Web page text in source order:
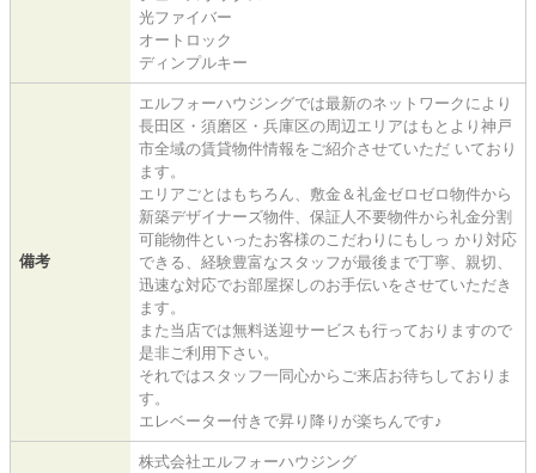
光ファイバー
オートロック
ディンプルキー
備考
エルフォーハウジングでは最新のネットワークにより
長田区・須磨区・兵庫区の周辺エリアはもとより神戸
市全域の賃貸物件情報をご紹介させていただ いており
ます。
エリアごとはもちろん、敷金＆礼金ゼロゼロ物件から
新築デザイナーズ物件、保証人不要物件から礼金分割
可能物件といったお客様のこだわりにもしっ かり対応
できる、経験豊富なスタッフが最後まで丁寧、親切、
迅速な対応でお部屋探しのお手伝いをさせていただき
ます。
また当店では無料送迎サービスも行っておりますので
是非ご利用下さい。
それではスタッフ一同心からご来店お待ちしておりま
す。
エレベーター付きで昇り降りが楽ちんです♪
株式会社エルフォーハウジング